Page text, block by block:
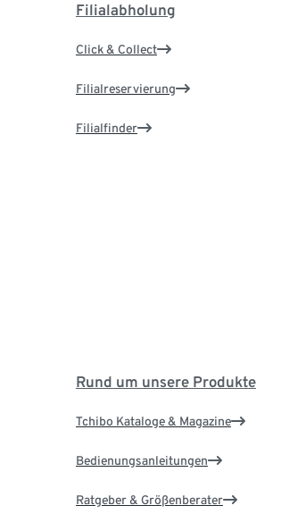
Filialabholung
Click & Collect
Filialreservierung
Filialfinder
Rund um unsere Produkte
Tchibo Kataloge & Magazine
Bedienungsanleitungen
Ratgeber & Größenberater